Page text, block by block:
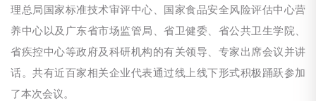
理总局国家标准技术审评中心、国家食品安全风险评估中心营
养中心以及广东省市场监管局、省卫健委、省公共卫生学院、
省疾控中心等政府及科研机构的有关领导、专家出席会议并讲
话。共有近百家相关企业代表通过线上线下形式积极踊跃参加
了本次会议。